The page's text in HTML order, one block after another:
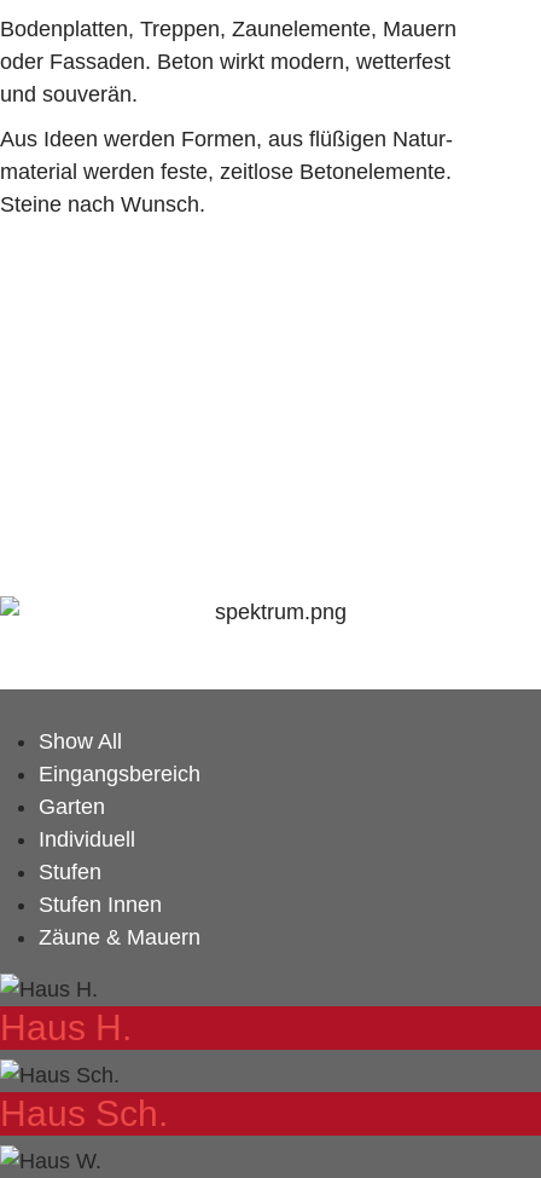
Bodenplatten, Treppen, Zaunelemente, Mauern
oder Fassaden. Beton wirkt modern, wetterfest
und souverän.
Aus Ideen werden Formen, aus flüßigen Natur-
material werden feste, zeitlose Betonelemente.
Steine nach Wunsch.
Show All
Eingangsbereich
Garten
Individuell
Stufen
Stufen Innen
Zäune & Mauern
Haus H.
Haus Sch.